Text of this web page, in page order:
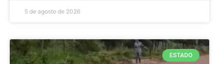
5 de agosto de 2026
ESTADO